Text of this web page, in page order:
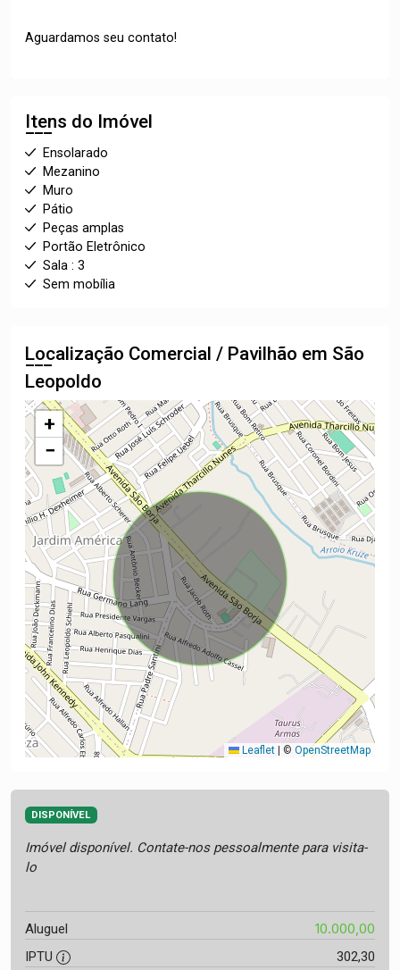
Aguardamos seu contato!
Itens do Imóvel
Ensolarado
Mezanino
Muro
Pátio
Peças amplas
Portão Eletrônico
Sala : 3
Sem mobília
Localização Comercial / Pavilhão em São
Leopoldo
+
−
Leaflet | © OpenStreetMap
DISPONÍVEL
Imóvel disponível. Contate-nos pessoalmente para visita-
lo
Aluguel 10.000,00
IPTU 302,30